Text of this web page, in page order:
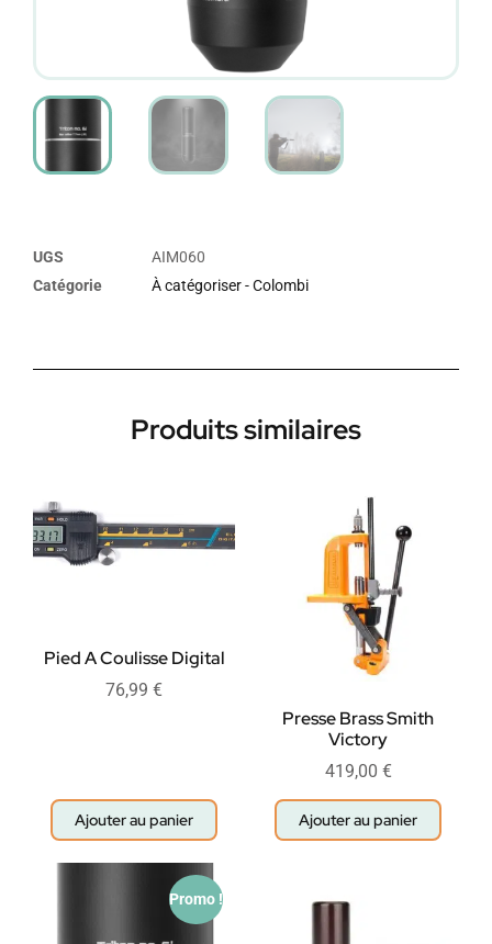
UGS
AIM060
Catégorie
À catégoriser - Colombi
Produits similaires
Pied A Coulisse Digital
76,99 €
Ajouter au panier
Presse Brass Smith
Victory
419,00 €
Ajouter au panier
Promo !